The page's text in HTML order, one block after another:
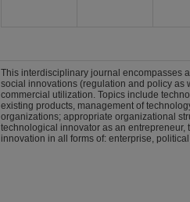
This interdisciplinary journal encompasses
social innovations (regulation and policy as
commercial utilization. Topics include
existing products, management of
organizations; appropriate organizational
technological innovator as an
innovation in all forms of: enterprise,